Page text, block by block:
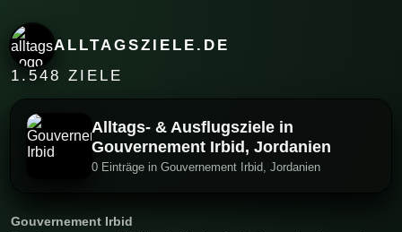
ALLTAGSZIELE.DE
1.548 ZIELE
Alltags- & Ausflugsziele in
Gouvernement Irbid, Jordanien
0 Einträge in Gouvernement Irbid, Jordanien
Gouvernement Irbid